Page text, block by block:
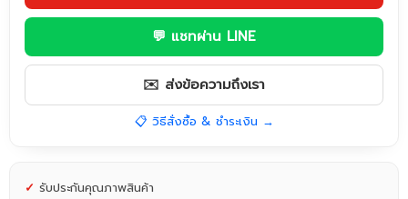
💬 แชทผ่าน LINE
✉️ ส่งข้อความถึงเรา
📋 วิธีสั่งซื้อ & ชำระเงิน →
✓ รับประกันคุณภาพสินค้า